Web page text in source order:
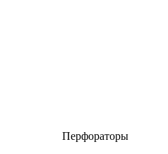
Перфораторы